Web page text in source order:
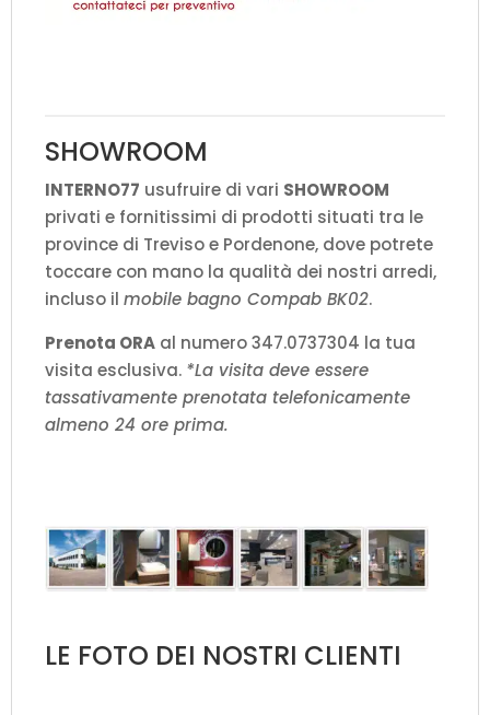
SHOWROOM
INTERNO77 usufruire di vari SHOWROOM
privati e fornitissimi di prodotti situati tra le
province di Treviso e Pordenone, dove potrete
toccare con mano la qualità dei nostri arredi,
incluso il mobile bagno Compab BK02.
Prenota ORA al numero 347.0737304 la tua
visita esclusiva. *La visita deve essere
tassativamente prenotata telefonicamente
almeno 24 ore prima.
LE FOTO DEI NOSTRI CLIENTI